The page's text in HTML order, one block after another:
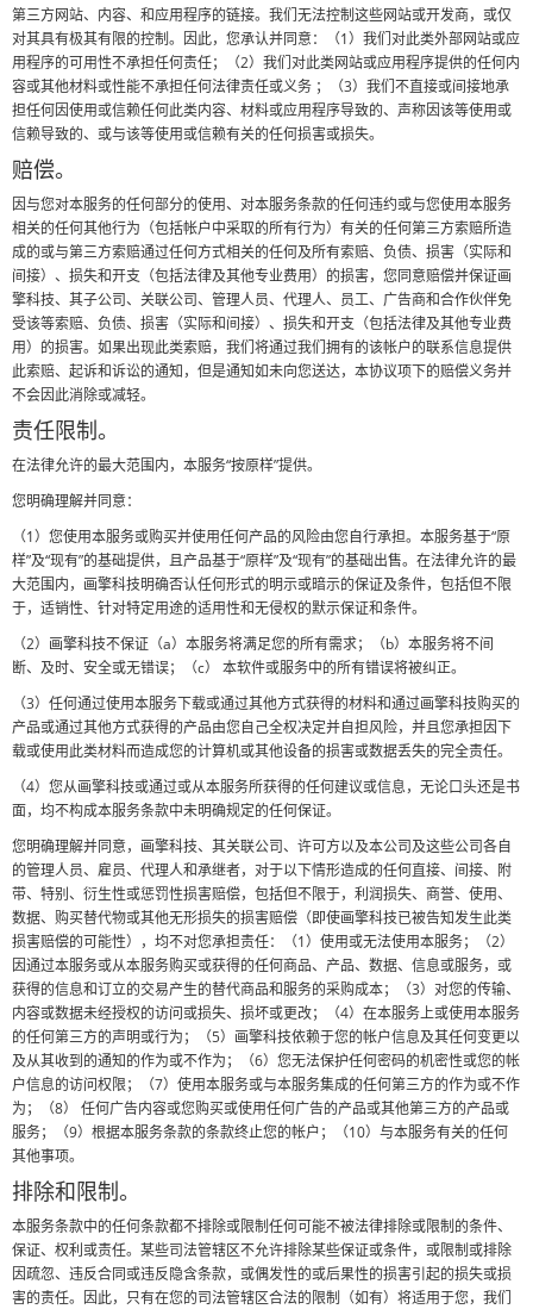
第三方网站、内容、和应用程序的链接。我们无法控制这些网站或开发商，或仅
对其具有极其有限的控制。因此，您承认并同意：（1）我们对此类外部网站或应
用程序的可用性不承担任何责任；（2）我们对此类网站或应用程序提供的任何内
容或其他材料或性能不承担任何法律责任或义务 ；（3）我们不直接或间接地承
担任何因使用或信赖任何此类内容、材料或应用程序导致的、声称因该等使用或
信赖导致的、或与该等使用或信赖有关的任何损害或损失。
赔偿。
因与您对本服务的任何部分的使用、对本服务条款的任何违约或与您使用本服务
相关的任何其他行为（包括帐户中采取的所有行为）有关的任何第三方索赔所造
成的或与第三方索赔通过任何方式相关的任何及所有索赔、负债、损害（实际和
间接）、损失和开支（包括法律及其他专业费用）的损害，您同意赔偿并保证画
擎科技、其子公司、关联公司、管理人员、代理人、员工、广告商和合作伙伴免
受该等索赔、负债、损害（实际和间接）、损失和开支（包括法律及其他专业费
用）的损害。如果出现此类索赔，我们将通过我们拥有的该帐户的联系信息提供
此索赔、起诉和诉讼的通知，但是通知如未向您送达，本协议项下的赔偿义务并
不会因此消除或减轻。
责任限制。
在法律允许的最大范围内，本服务“按原样”提供。
您明确理解并同意：
（1）您使用本服务或购买并使用任何产品的风险由您自行承担。本服务基于“原
样”及“现有”的基础提供，且产品基于“原样”及“现有”的基础出售。在法律允许的最
大范围内，画擎科技明确否认任何形式的明示或暗示的保证及条件，包括但不限
于，适销性、针对特定用途的适用性和无侵权的默示保证和条件。
（2）画擎科技不保证（a）本服务将满足您的所有需求；（b）本服务将不间
断、及时、安全或无错误；（c） 本软件或服务中的所有错误将被纠正。
（3）任何通过使用本服务下载或通过其他方式获得的材料和通过画擎科技购买的
产品或通过其他方式获得的产品由您自己全权决定并自担风险，并且您承担因下
载或使用此类材料而造成您的计算机或其他设备的损害或数据丢失的完全责任。
（4）您从画擎科技或通过或从本服务所获得的任何建议或信息，无论口头还是书
面，均不构成本服务条款中未明确规定的任何保证。
您明确理解并同意，画擎科技、其关联公司、许可方以及本公司及这些公司各自
的管理人员、雇员、代理人和承继者，对于以下情形造成的任何直接、间接、附
带、特别、衍生性或惩罚性损害赔偿，包括但不限于，利润损失、商誉、使用、
数据、购买替代物或其他无形损失的损害赔偿（即使画擎科技已被告知发生此类
损害赔偿的可能性），均不对您承担责任：（1）使用或无法使用本服务；（2）
因通过本服务或从本服务购买或获得的任何商品、产品、数据、信息或服务，或
获得的信息和订立的交易产生的替代商品和服务的采购成本；（3）对您的传输、
内容或数据未经授权的访问或损失、损坏或更改；（4）在本服务上或使用本服务
的任何第三方的声明或行为；（5）画擎科技依赖于您的帐户信息及其任何变更以
及从其收到的通知的作为或不作为；（6）您无法保护任何密码的机密性或您的帐
户信息的访问权限；（7）使用本服务或与本服务集成的任何第三方的作为或不作
为；（8） 任何广告内容或您购买或使用任何广告的产品或其他第三方的产品或
服务；（9）根据本服务条款的条款终止您的帐户；（10）与本服务有关的任何
其他事项。
排除和限制。
本服务条款中的任何条款都不排除或限制任何可能不被法律排除或限制的条件、
保证、权利或责任。某些司法管辖区不允许排除某些保证或条件，或限制或排除
因疏忽、违反合同或违反隐含条款，或偶发性的或后果性的损害引起的损失或损
害的责任。因此，只有在您的司法管辖区合法的限制（如有）将适用于您，我们